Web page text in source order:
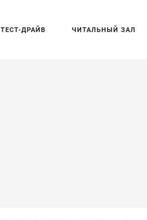
ТЕСТ-ДРАЙВ ЧИТАЛЬНЫЙ ЗАЛ